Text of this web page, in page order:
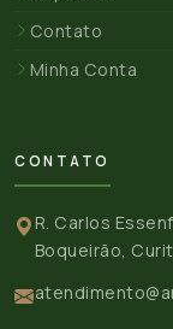
Contato
Minha Conta
CONTATO
R. Carlos
Boqueirão,